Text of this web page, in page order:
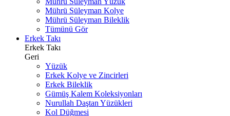
Mührü Süleyman Kolye
Mührü Süleyman Bileklik
Tümünü Gör
Erkek Takı
Erkek Takı
Geri
Yüzük
Erkek Kolye ve Zincirleri
Erkek Bileklik
Gümüş Kalem Koleksiyonları
Nurullah Daştan Yüzükleri
Kol Düğmesi